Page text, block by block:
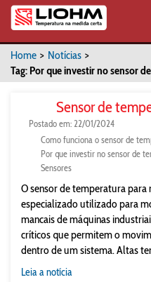
Home > Notícias >
Tag: Por que investir no sensor
Sensor de
Postado em: 22/01/2024
Como funciona o sensor de
Por que investir no sensor de
Sensores
O sensor de temperatura
especializado utilizado para
mancais de máquinas
críticos que permitem o
dentro de um sistema. Altas
Leia a notícia